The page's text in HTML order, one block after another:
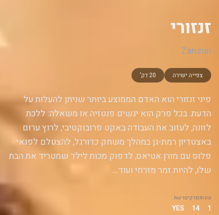
זנזורי
Zanzuri
צפייה ישירה 20 דק'
פיני זנזורי הוא האדם הממוצע ביותר שניתן להעלות על
הדעת. בכל פרק הוא יגשים פנטזיה או משאלה: ללכת
לזונה, לעזוב את העבודה באקט פרובוקטיבי, לרוץ ערום
באצטדיון רמת-גן במהלך משחק כדורגל, להצטלם לפנאי
פלוס עם מורן אטיאס, לדפוק מכות לילד שמטריד את הבת
שלו, להיות זמר מזרחי ועוד...
עונות
1
פרקים
14
רשת
YES